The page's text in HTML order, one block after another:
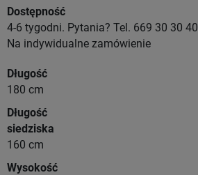
Dostępność
4-6 tygodni. Pytania? Tel. 669 30 30 40
Na indywidualne zamówienie
Długość
180 cm
Długość
siedziska
160 cm
Wysokość